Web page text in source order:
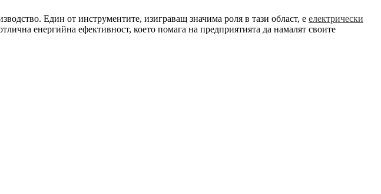
Един от инструментите, изиграващ значима роля в тази област, е електрически
енергийна ефективност, което помага на предприятията да намалят своите